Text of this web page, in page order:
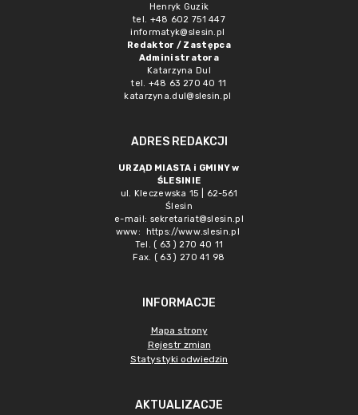
Henryk Guzik
tel. +48 602 751 447
informatyk@slesin.pl
Redaktor / Zastępca
Administratora
Katarzyna Dul
tel. +48 63 270 40 11
katarzyna.dul@slesin.pl
ADRES REDAKCJI
URZĄD MIASTA i GMINY w
ŚLESINIE
ul. Kleczewska 15 | 62-561
Ślesin
e-mail: sekretariat@slesin.pl
www:
https://www.slesin.pl
Tel. ( 63 ) 270 40 11
Fax. ( 63 ) 270 41 98
INFORMACJE
Mapa strony
Rejestr zmian
Statystyki odwiedzin
AKTUALIZACJE